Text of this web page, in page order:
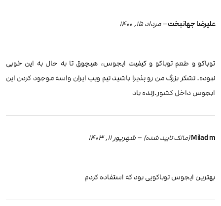
علیرضا جهانبخت– مرداد 15, 1400
توباکو و طعم توباکو و کیفیت ایجوس، هیچوق تا به حال به این خوبی
نبوده. تشکر بزرگ من رو پذیرا باشید تیم ویپ ایران واسه موجود کردن این
ابجوس داخل کشور.زنده باد
Milad m(مالک تایید شده) –شهریور 11, 1403
بهترین ایجوس توباکویی بود که استفاده کردم